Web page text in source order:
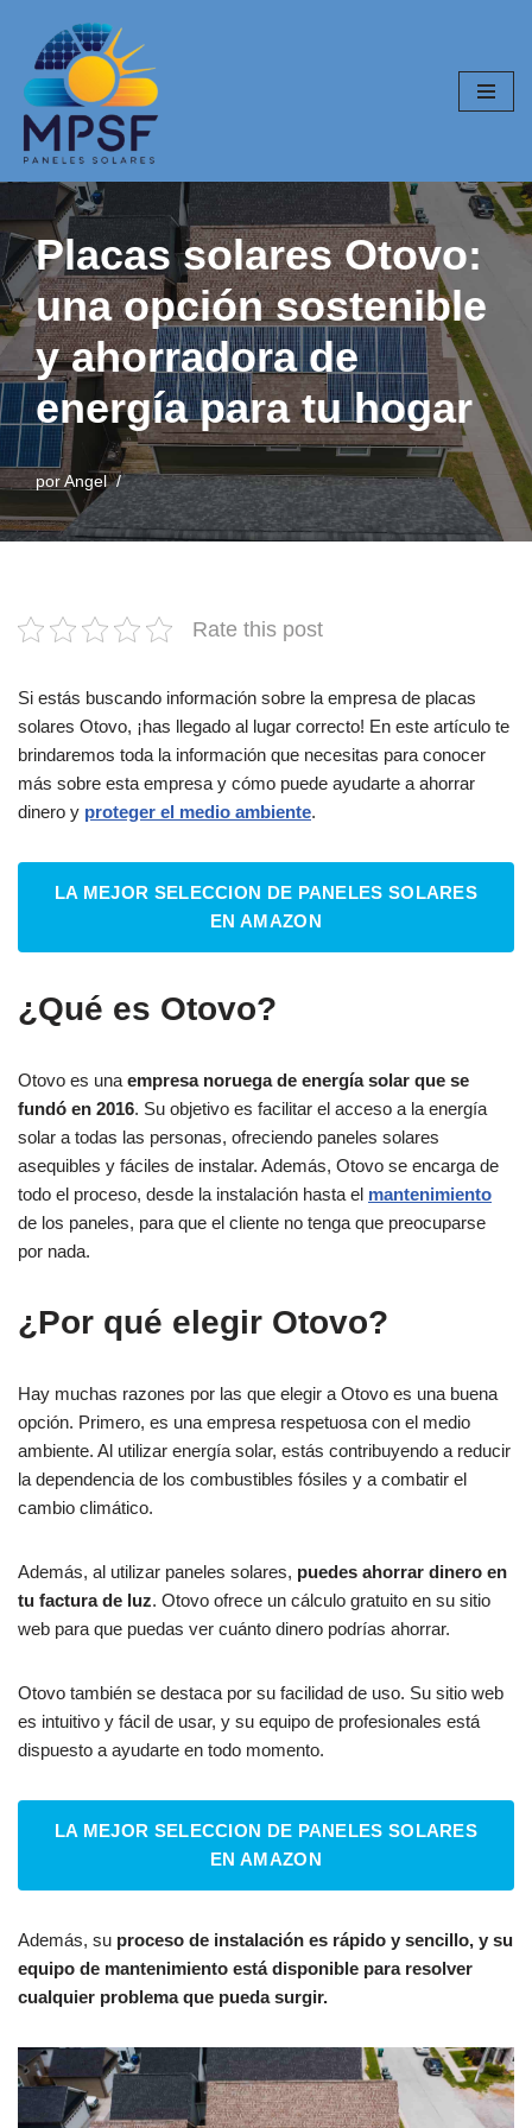
Saltar
al
contenido
Placas solares Otovo:
una opción sostenible
y ahorradora de
energía para tu hogar
por Angel
Rate this post
Si estás buscando información sobre la empresa de placas
solares Otovo, ¡has llegado al lugar correcto! En este artículo te
brindaremos toda la información que necesitas para conocer
más sobre esta empresa y cómo puede ayudarte a ahorrar
dinero y proteger el medio ambiente.
LA MEJOR SELECCION DE PANELES SOLARES
EN AMAZON
¿Qué es Otovo?
Otovo es una empresa noruega de energía solar que se
fundó en 2016. Su objetivo es facilitar el acceso a la energía
solar a todas las personas, ofreciendo paneles solares
asequibles y fáciles de instalar. Además, Otovo se encarga de
todo el proceso, desde la instalación hasta el mantenimiento
de los paneles, para que el cliente no tenga que preocuparse
por nada.
¿Por qué elegir Otovo?
Hay muchas razones por las que elegir a Otovo es una buena
opción. Primero, es una empresa respetuosa con el medio
ambiente. Al utilizar energía solar, estás contribuyendo a reducir
la dependencia de los combustibles fósiles y a combatir el
cambio climático.
Además, al utilizar paneles solares, puedes ahorrar dinero en
tu factura de luz. Otovo ofrece un cálculo gratuito en su sitio
web para que puedas ver cuánto dinero podrías ahorrar.
Otovo también se destaca por su facilidad de uso. Su sitio web
es intuitivo y fácil de usar, y su equipo de profesionales está
dispuesto a ayudarte en todo momento.
LA MEJOR SELECCION DE PANELES SOLARES
EN AMAZON
Además, su proceso de instalación es rápido y sencillo, y su
equipo de mantenimiento está disponible para resolver
cualquier problema que pueda surgir.